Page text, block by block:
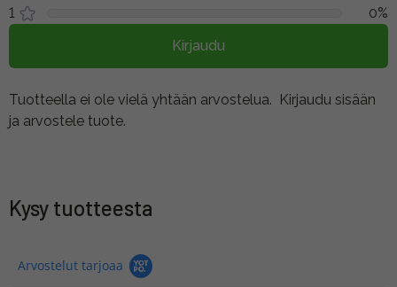
1
0%
Kirjaudu
Tuotteella ei ole vielä yhtään arvostelua. Kirjaudu sisään
ja arvostele tuote.
Kysy tuotteesta
Arvostelut tarjoaa